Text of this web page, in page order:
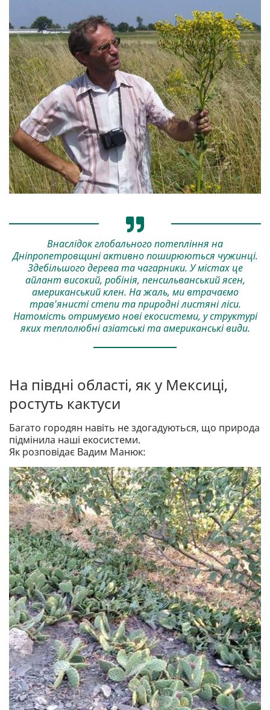
Внаслідок глобального потепління на
Дніпропетровщині активно поширюються чужинці.
Здебільшого дерева та чагарники. У містах це
айлант високий, робінія, пенсильванський ясен,
американський клен. На жаль, ми втрачаємо
трав'янисті степи та природні листяні ліси.
Натомість отримуємо нові екосистеми, у структурі
яких теплолюбні азіатські та американські види.
На півдні області, як у Мексиці,
ростуть кактуси
Багато городян навіть не здогадуються, що природа
підмінила наші екосистеми.
Як розповідає Вадим Манюк: